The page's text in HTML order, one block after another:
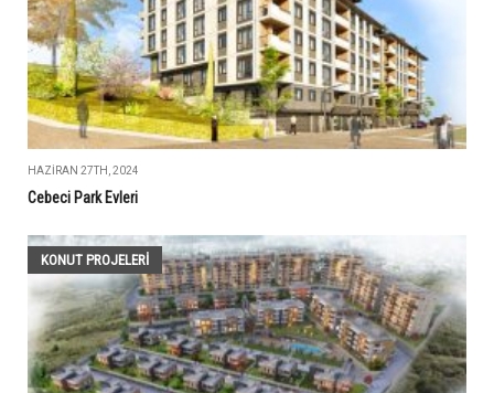
HAZIRAN 27TH, 2024
Cebeci Park Evleri
KONUT PROJELERI